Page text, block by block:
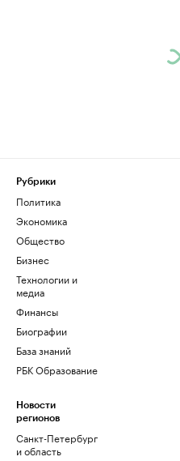
Рубрики
Политика
Экономика
Общество
Бизнес
Технологии и
медиа
Финансы
Биографии
База знаний
РБК Образование
Новости
регионов
Санкт-Петербург
и область